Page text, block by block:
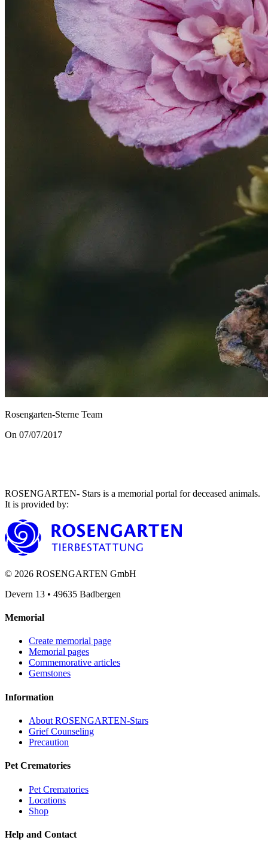
Rosengarten-Sterne Team
On 07/07/2017
ROSENGARTEN- Stars is a memorial portal for deceased animals.
It is provided by:
© 2026 ROSENGARTEN GmbH
Devern 13 • 49635 Badbergen
Memorial
Create memorial page
Memorial pages
Commemorative articles
Gemstones
Information
About ROSENGARTEN-Stars
Grief Counseling
Precaution
Pet Crematories
Pet Crematories
Locations
Shop
Help and Contact